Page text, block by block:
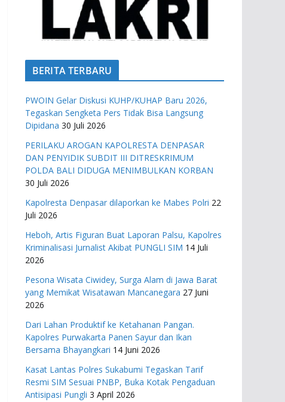
BERITA TERBARU
PWOIN Gelar Diskusi KUHP/KUHAP Baru 2026,
Tegaskan Sengketa Pers Tidak Bisa Langsung
Dipidana 30 Juli 2026
PERILAKU AROGAN KAPOLRESTA DENPASAR
DAN PENYIDIK SUBDIT III DITRESKRIMUM
POLDA BALI DIDUGA MENIMBULKAN KORBAN
30 Juli 2026
Kapolresta Denpasar dilaporkan ke Mabes Polri 22
Juli 2026
Heboh, Artis Figuran Buat Laporan Palsu, Kapolres
Kriminalisasi Jurnalist Akibat PUNGLI SIM 14 Juli
2026
Pesona Wisata Ciwidey, Surga Alam di Jawa Barat
yang Memikat Wisatawan Mancanegara 27 Juni
2026
Dari Lahan Produktif ke Ketahanan Pangan.
Kapolres Purwakarta Panen Sayur dan Ikan
Bersama Bhayangkari 14 Juni 2026
Kasat Lantas Polres Sukabumi Tegaskan Tarif
Resmi SIM Sesuai PNBP, Buka Kotak Pengaduan
Antisipasi Pungli 3 April 2026